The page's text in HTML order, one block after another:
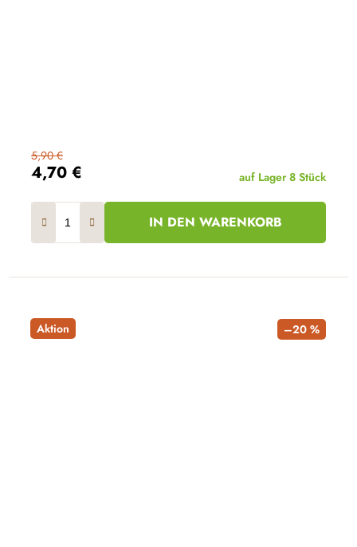
4,70 €
5,90 €
auf Lager 8 Stück
IN DEN WARENKORB
Aktion –20 %